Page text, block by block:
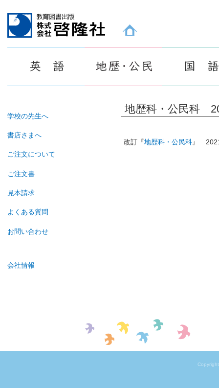
地歴科・公民科
改訂『地歴科・公民科』
学校の先生へ
書店さまへ
ご注文について
ご注文書
見本請求
よくある質問
お問い合わせ
会社情報